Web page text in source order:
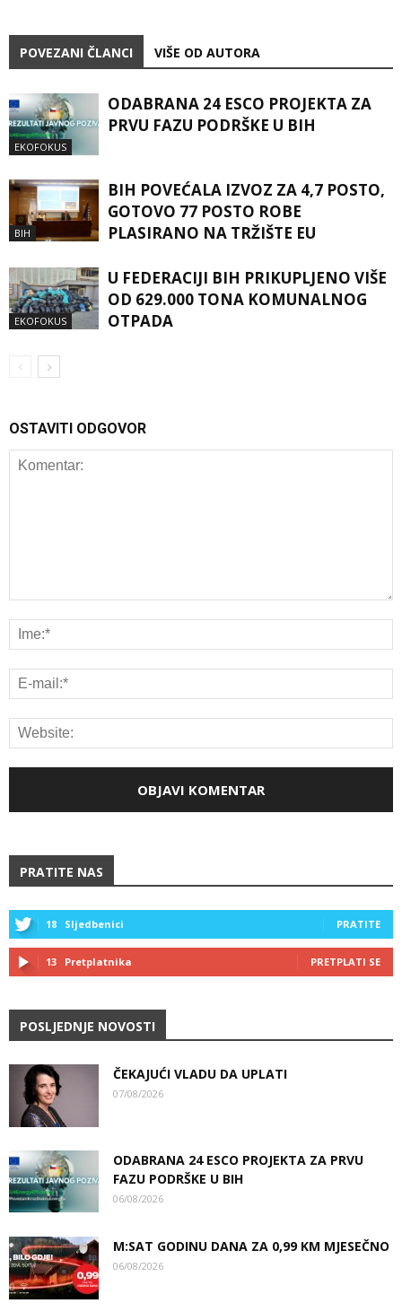
POVEZANI ČLANCI VIŠE OD AUTORA
EKOFOKUS
ODABRANA 24 ESCO PROJEKTA ZA
PRVU FAZU PODRŠKE U BIH
BIH
BIH POVEĆALA IZVOZ ZA 4,7 POSTO,
GOTOVO 77 POSTO ROBE
PLASIRANO NA TRŽIŠTE EU
EKOFOKUS
U FEDERACIJI BIH PRIKUPLJENO VIŠE
OD 629.000 TONA KOMUNALNOG
OTPADA
OSTAVITI ODGOVOR
PRATITE NAS
18 Sljedbenici PRATITE
13 Pretplatnika PRETPLATI SE
POSLJEDNJE NOVOSTI
ČEKAJUĆI VLADU DA UPLATI
07/08/2026
ODABRANA 24 ESCO PROJEKTA ZA PRVU
FAZU PODRŠKE U BIH
06/08/2026
M:SAT GODINU DANA ZA 0,99 KM MJESEČNO
06/08/2026